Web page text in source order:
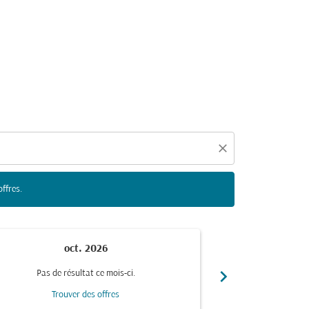
close
ci-dessous afin de trouver des offres.
oct. 2026
Pas de résultat ce mois-ci.
Trouver des offres
chevron_right